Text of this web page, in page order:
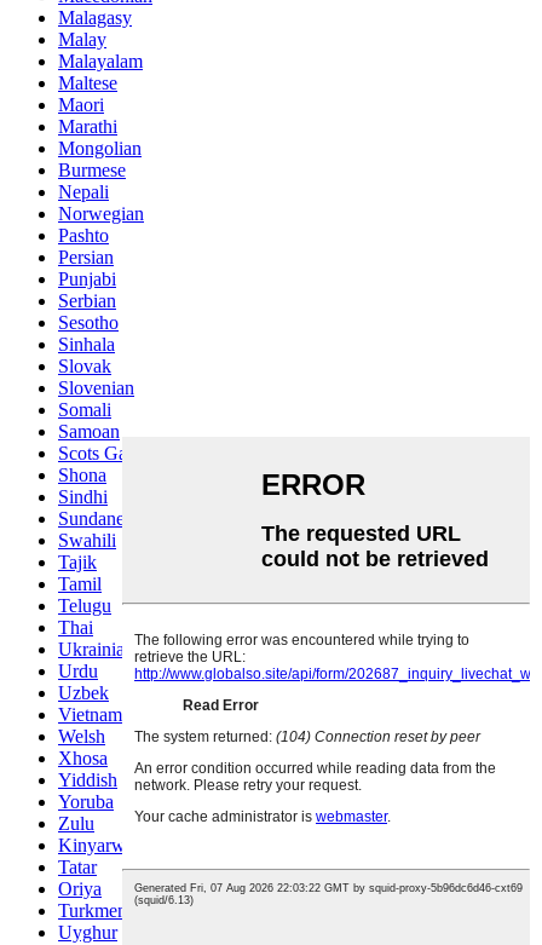
Malagasy
Malay
Malayalam
Maltese
Maori
Marathi
Mongolian
Burmese
Nepali
Norwegian
Pashto
Persian
Punjabi
Serbian
Sesotho
Sinhala
Slovak
Slovenian
Somali
Samoan
Scots Gaelic
Shona
Sindhi
Sundanese
Swahili
Tajik
Tamil
Telugu
Thai
Ukrainian
Urdu
Uzbek
Vietnamese
Welsh
Xhosa
Yiddish
Yoruba
Zulu
Kinyarwanda
Tatar
Oriya
Turkmen
Uyghur